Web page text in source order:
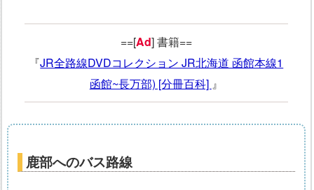
==[Ad] 書籍==
『JR全路線DVDコレクション JR北海道 函館本線1
函館~長万部) [分冊百科] 』
鹿部へのバス路線